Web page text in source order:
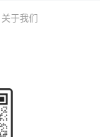
关于我们